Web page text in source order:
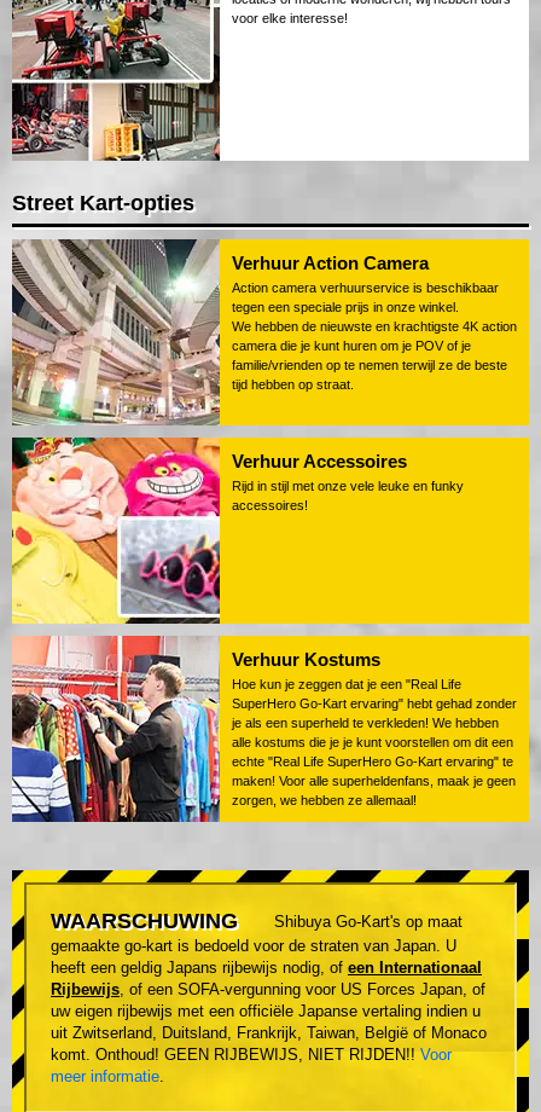
voor elke interesse!
Street Kart-opties
Verhuur Action Camera
Action camera verhuurservice is beschikbaar
tegen een speciale prijs in onze winkel.
We hebben de nieuwste en krachtigste 4K action
camera die je kunt huren om je POV of je
familie/vrienden op te nemen terwijl ze de beste
tijd hebben op straat.
Verhuur Accessoires
Rijd in stijl met onze vele leuke en funky
accessoires!
Verhuur Kostums
Hoe kun je zeggen dat je een "Real Life
SuperHero Go-Kart ervaring" hebt gehad zonder
je als een superheld te verkleden! We hebben
alle kostums die je je kunt voorstellen om dit een
echte "Real Life SuperHero Go-Kart ervaring" te
maken! Voor alle superheldenfans, maak je geen
zorgen, we hebben ze allemaal!
WAARSCHUWING
Shibuya Go-Kart's op maat
gemaakte go-kart is bedoeld voor de straten van Japan. U
heeft een geldig Japans rijbewijs nodig, of een Internationaal
Rijbewijs, of een SOFA-vergunning voor US Forces Japan, of
uw eigen rijbewijs met een officiële Japanse vertaling indien u
uit Zwitserland, Duitsland, Frankrijk, Taiwan, België of Monaco
komt. Onthoud! GEEN RIJBEWIJS, NIET RIJDEN!! Voor
meer informatie.